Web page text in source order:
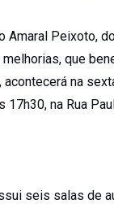
Amaral Peixoto,
melhorias, que
acontecerá na
17h30, na Rua
seis salas de